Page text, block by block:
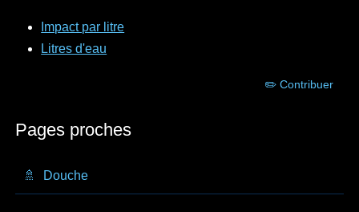
Impact par litre
Litres d'eau
✏️ Contribuer
Pages proches
🚿 Douche